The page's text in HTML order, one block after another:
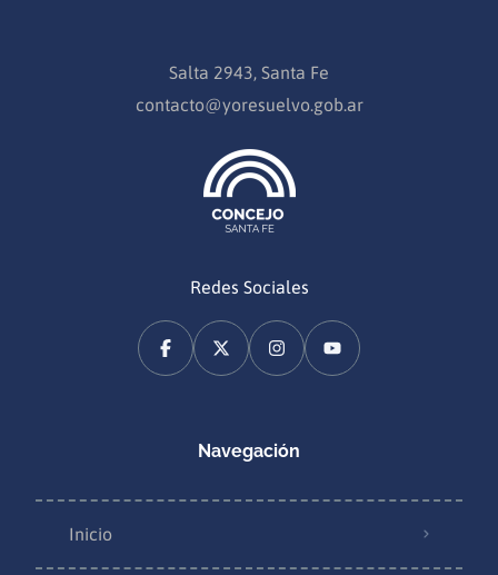
Salta 2943, Santa Fe
contacto@yoresuelvo.gob.ar
Redes Sociales
Navegación
Inicio